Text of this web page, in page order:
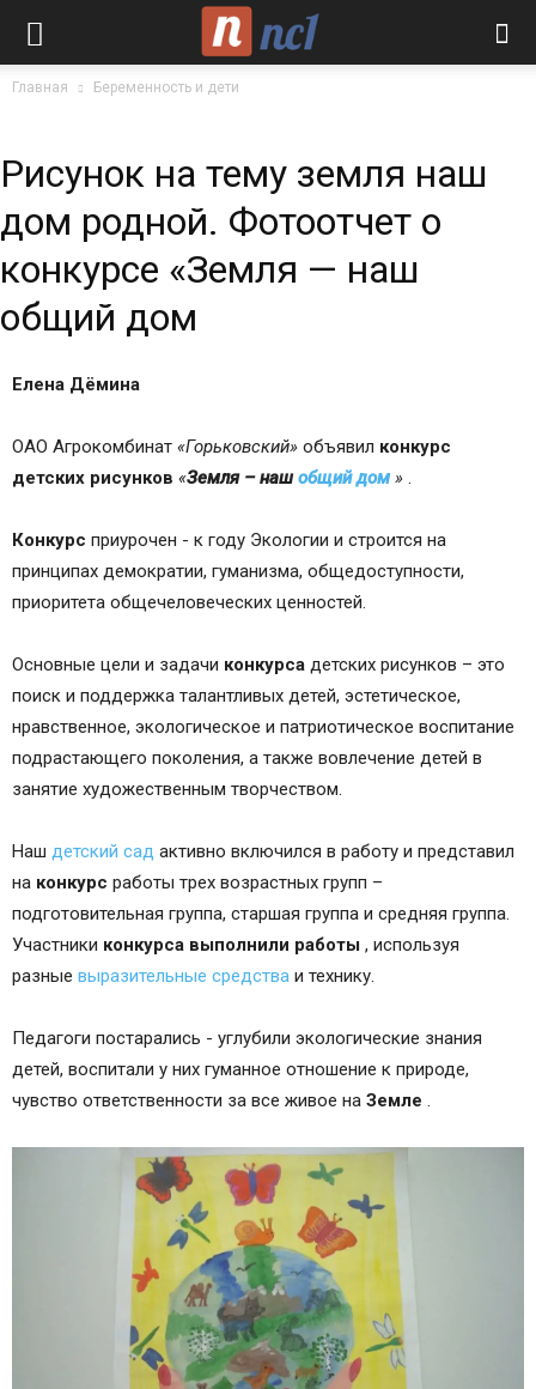
Главная Беременность и дети
Рисунок на тему земля наш
дом родной. Фотоотчет о
конкурсе «Земля — наш
общий дом
Елена Дёмина
ОАО Агрокомбинат «Горьковский» объявил конкурс
детских рисунков «Земля – нашобщий дом » .
Конкурс приурочен - к году Экологии и строится на
принципах демократии, гуманизма, общедоступности,
приоритета общечеловеческих ценностей.
Основные цели и задачи конкурса детских рисунков – это
поиск и поддержка талантливых детей, эстетическое,
нравственное, экологическое и патриотическое воспитание
подрастающего поколения, а также вовлечение детей в
занятие художественным творчеством.
Наш детский сад активно включился в работу и представил
на конкурс работы трех возрастных групп –
подготовительная группа, старшая группа и средняя группа.
Участники конкурса выполнили работы , используя
разные выразительные средства и технику.
Педагоги постарались - углубили экологические знания
детей, воспитали у них гуманное отношение к природе,
чувство ответственности за все живое на Земле .